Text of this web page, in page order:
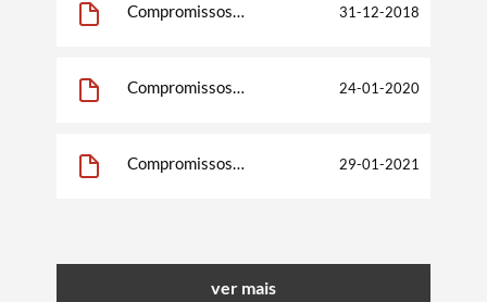
Compromissos
31-12-2018
Compromissos
24-01-2020
Compromissos
29-01-2021
ver mais